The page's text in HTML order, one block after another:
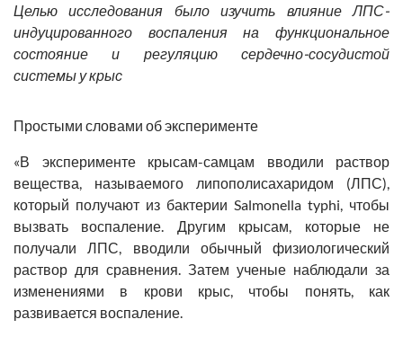
Целью исследования было изучить влияние ЛПС-
индуцированного воспаления на функциональное
состояние и регуляцию сердечно-сосудистой
системы у крыс
Простыми словами об эксперименте
«В эксперименте крысам-самцам вводили раствор
вещества, называемого липополисахаридом (ЛПС),
который получают из бактерии Salmonella typhi, чтобы
вызвать воспаление. Другим крысам, которые не
получали ЛПС, вводили обычный физиологический
раствор для сравнения. Затем ученые наблюдали за
изменениями в крови крыс, чтобы понять, как
развивается воспаление.